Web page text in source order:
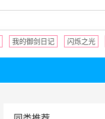
我的御剑日记 闪烁之光